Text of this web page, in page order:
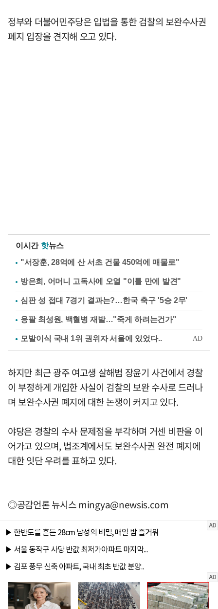
정부와 더불어민주당은 입법을 통한 검찰의 보완수사권
폐지 입장을 견지해 오고 있다.
이시간 핫뉴스
"서장훈, 28억에 산 서초 건물 450억에 매물로"
방은희, 어머니 고독사에 오열 "이틀 만에 발견"
심판 성 접대 7경기 결과는?…한국 축구 '5승 2무'
응팔 최성원, 백혈병 재발…"죽게 하려는건가"
하지만 최근 광주 여고생 살해범 장윤기 사건에서 경찰
이 부정하게 개입한 사실이 검찰의 보완 수사로 드러나
며 보완수사권 폐지에 대한 논쟁이 커지고 있다.
야당은 경찰의 수사 문제점을 부각하며 거센 비판을 이
어가고 있으며, 법조계에서도 보완수사권 완전 폐지에
대한 잇단 우려를 표하고 있다.
◎공감언론 뉴시스mingya@newsis.com